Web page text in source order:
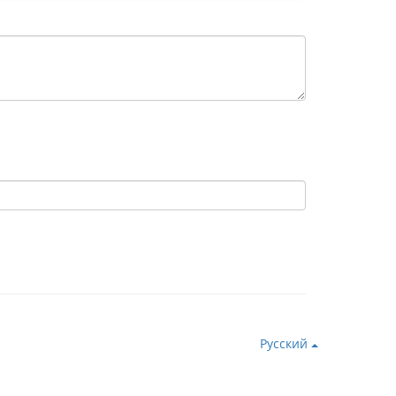
Русский